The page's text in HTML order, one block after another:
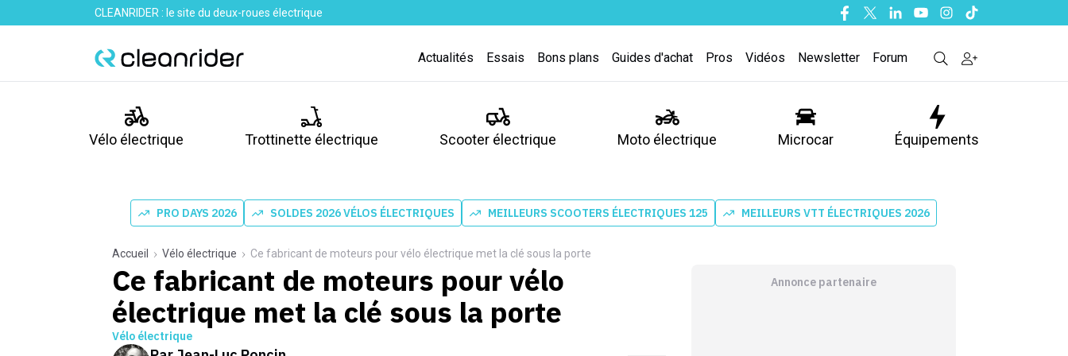
CLEANRIDER : le site du deux-roues électrique Facebook
TwitterLinkedinYoutubeInstagram
Tiktok
Actualités Essais Bons plans Guides d'achat Pros Vidéos Newsletter Forum
Vélo électrique Trottinette électrique Scooter électrique Moto électrique Microcar Équipements
PRO DAYS 2026 SOLDES 2026 VÉLOS ÉLECTRIQUES MEILLEURS SCOOTERS ÉLECTRIQUES 125 MEILLEURS VTT ÉLECTRIQUES 2026
Accueil Vélo électrique Ce fabricant de moteurs pour vélo électrique met la clé sous la porte
Ce fabricant de moteurs pour vélo
électrique met la clé sous la porte
Vélo électrique
Annonce partenaire